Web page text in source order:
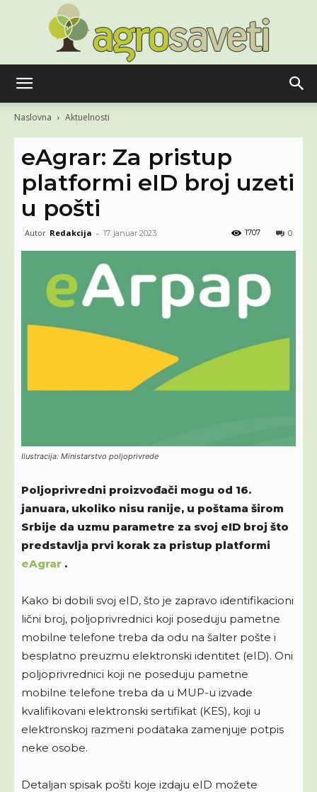
saveti
Naslovna Aktuelnosti
eAgrar: Za pristup
platformi eID broj uzeti
u pošti
Autor Redakcija - 17. januar 2023. 0
1707
Ilustracija: Ministarstvo poljoprivrede
Poljoprivredni proizvođači mogu od 16.
januara, ukoliko nisu ranije, u poštama širom
Srbije da uzmu parametre za svoj eID broj što
predstavlja prvi korak za pristup platformi
eAgrar .
Kako bi dobili svoj eID, što je zapravo identifikacioni
lični broj, poljoprivrednici koji poseduju pametne
mobilne telefone treba da odu na šalter pošte i
besplatno preuzmu elektronski identitet (eID). Oni
poljoprivrednici koji ne poseduju pametne
mobilne telefone treba da u MUP-u izvade
kvalifikovani elektronski sertifikat (KES), koji u
elektronskoj razmeni podataka zamenjuje potpis
neke osobe.
Detaljan spisak pošti koje izdaju eID možete